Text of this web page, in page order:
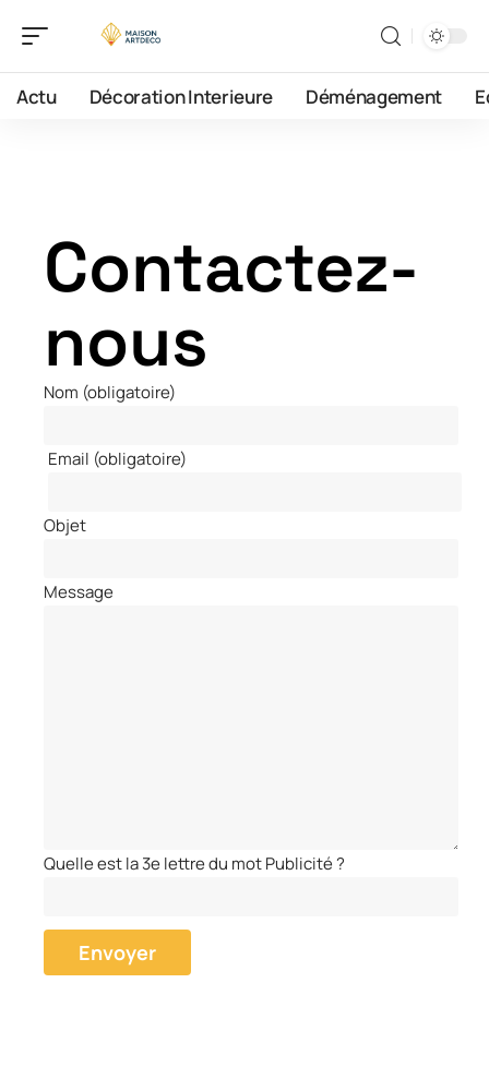
Actu Décoration Interieure Déménagement
Contactez-
nous
Nom (obligatoire)
Email (obligatoire)
Objet
Message
Quelle est la 3e lettre du mot Publicité ?